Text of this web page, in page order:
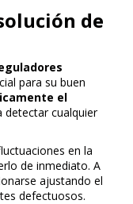
de
para su buen
el
detectar cualquier
en la
de inmediato. A
ajustando el
defectuosos.